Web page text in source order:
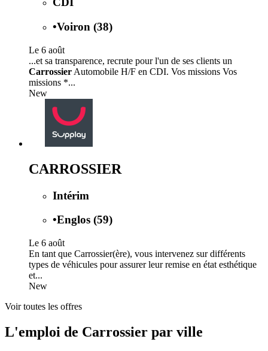
•Voiron (38)
Le 6 août
...et sa transparence, recrute pour l'un de ses clients un
Carrossier Automobile H/F en CDI. Vos missions Vos
missions *...
New
CARROSSIER
Intérim
•Englos (59)
Le 6 août
En tant que Carrossier(ère), vous intervenez sur différents
types de véhicules pour assurer leur remise en état esthétique
et...
New
Voir toutes les offres
L'emploi de Carrossier par ville